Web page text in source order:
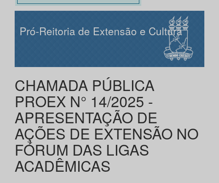
Pró-Reitoria de Extensão e Cultura
CHAMADA PÚBLICA
PROEX N° 14/2025 -
APRESENTAÇÃO DE
AÇÕES DE EXTENSÃO NO
FÓRUM DAS LIGAS
ACADÊMICAS